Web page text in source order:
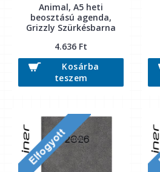
Animal, A5 heti
beosztású agenda,
Grizzly Szürkésbarna
4.636 Ft
Kosárba
teszem